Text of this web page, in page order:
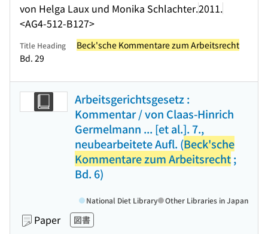
von Helga Laux und Monika Schlachter.2011.
<AG4-512-B127>
Title Heading
Beck'sche Kommentare zum Arbeitsrecht
Bd. 29
Arbeitsgerichtsgesetz :
Kommentar / von Claas-Hinrich
Germelmann ... [et al.]. 7.,
neubearbeitete Aufl. (Beck'sche
Kommentare zum Arbeitsrecht;
Bd. 6)
Paper 図書
National Diet Library Other Libraries in Japan